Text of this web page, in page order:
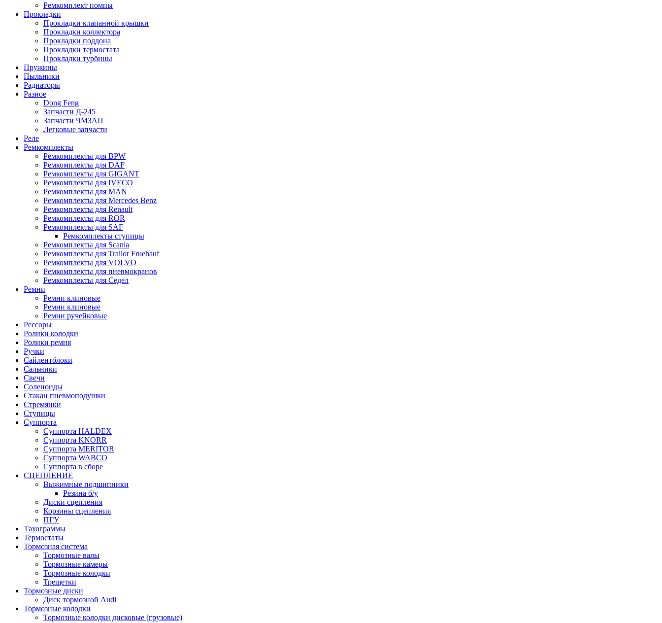
Ремкомплект помпы
Прокладки
Прокладки клапанной крышки
Прокладки коллектора
Прокладки поддона
Прокладки термостата
Прокладки турбины
Пружины
Пыльники
Радиаторы
Разное
Dong Feng
Запчасти Д-245
Запчасти ЧМЗАП
Легковые запчасти
Реле
Ремкомплекты
Ремкомплекты для BPW
Ремкомплекты для DAF
Ремкомплекты для GIGANT
Ремкомплекты для IVECO
Ремкомплекты для MAN
Ремкомплекты для Mercedes Benz
Ремкомплекты для Renault
Ремкомплекты для ROR
Ремкомплекты для SAF
Ремкомплекты ступицы
Ремкомплекты для Scania
Ремкомплекты для Trailor Fruehauf
Ремкомплекты для VOLVO
Ремкомплекты для пневмокранов
Ремкомплекты для Седел
Ремни
Ремни клиновые
Ремни клиновые
Ремни ручейковые
Рессоры
Ролики колодки
Ролики ремня
Ручки
Сайлентблоки
Сальники
Свечи
Соленоиды
Стакан пневмоподушки
Стремянки
Ступицы
Суппорта
Суппорта HALDEX
Суппорта KNORR
Суппорта MERITOR
Суппорта WABCO
Суппорта в сборе
СЦЕПЛЕНИЕ
Выжимные подшипники
Резина б/у
Диски сцепления
Корзины сцепления
ПГУ
Тахограммы
Термостаты
Тормозная система
Тормозные валы
Тормозные камеры
Тормозные колодки
Трещетки
Тормозные диски
Диск тормозной Audi
Тормозные колодки
Тормозные колодки дисковые (грузовые)